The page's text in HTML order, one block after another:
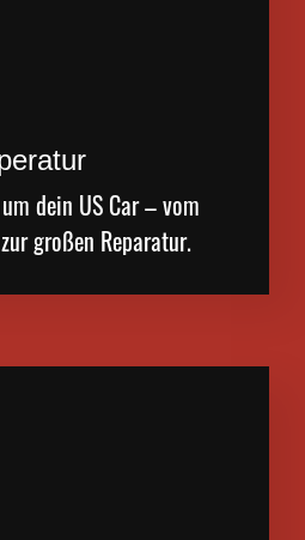
dein US Car – vom
großen Reparatur.